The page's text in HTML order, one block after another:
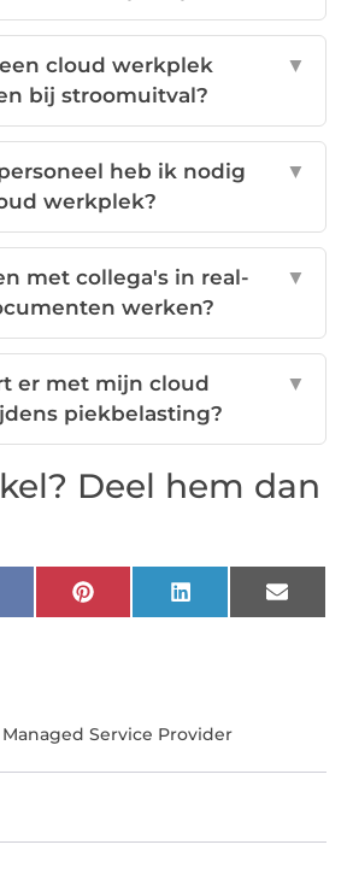
cloud werkplek
bij stroomuitval?
▼
heb ik nodig
werkplek?
▼
met collega's in real-
werken?
▼
er met mijn cloud
piekbelasting?
▼
Deel hem dan
PinterestLinkedIn Email
Managed Service Provider